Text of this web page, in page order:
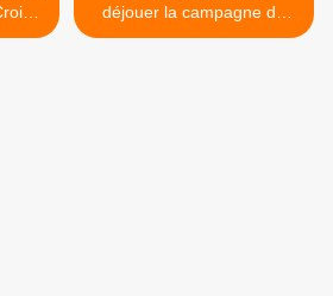
déjouer la campagne de
diversion ! >